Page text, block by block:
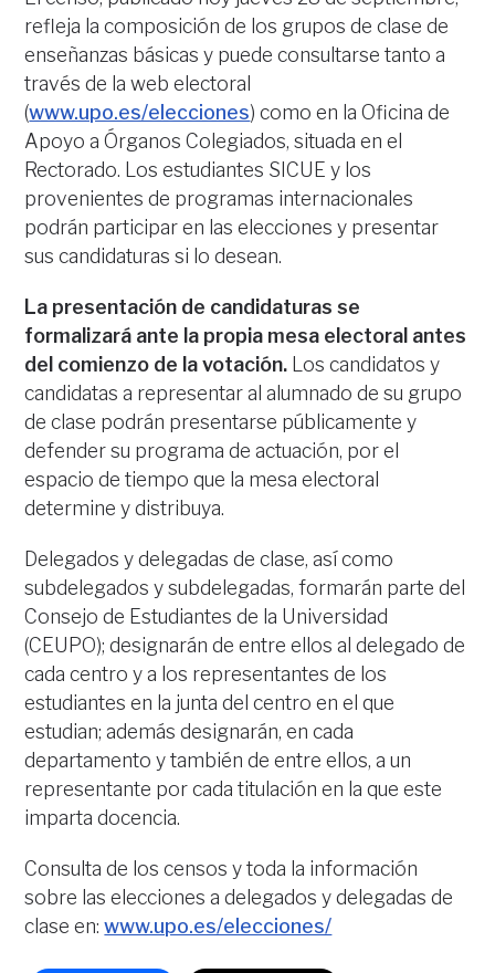
refleja la composición de los grupos de clase de
enseñanzas básicas y puede consultarse tanto a
través de la web electoral
(www.upo.es/elecciones) como en la Oficina de
Apoyo a Órganos Colegiados, situada en el
Rectorado. Los estudiantes SICUE y los
provenientes de programas internacionales
podrán participar en las elecciones y presentar
sus candidaturas si lo desean.
La presentación de candidaturas se
formalizará ante la propia mesa electoral antes
del comienzo de la votación. Los candidatos y
candidatas a representar al alumnado de su grupo
de clase podrán presentarse públicamente y
defender su programa de actuación, por el
espacio de tiempo que la mesa electoral
determine y distribuya.
Delegados y delegadas de clase, así como
subdelegados y subdelegadas, formarán parte del
Consejo de Estudiantes de la Universidad
(CEUPO); designarán de entre ellos al delegado de
cada centro y a los representantes de los
estudiantes en la junta del centro en el que
estudian; además designarán, en cada
departamento y también de entre ellos, a un
representante por cada titulación en la que este
imparta docencia.
Consulta de los censos y toda la información
sobre las elecciones a delegados y delegadas de
clase en:www.upo.es/elecciones/